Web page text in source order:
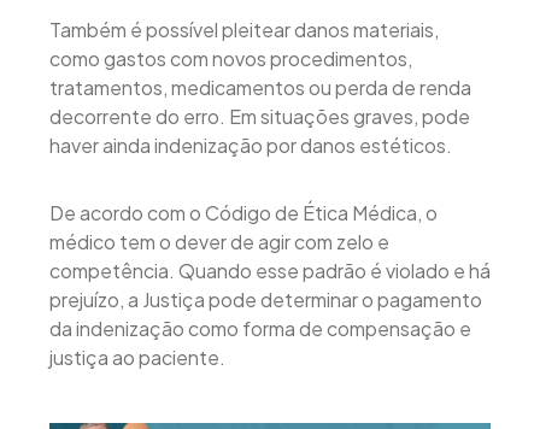
Também é possível pleitear danos materiais,
como gastos com novos procedimentos,
tratamentos, medicamentos ou perda de renda
decorrente do erro. Em situações graves, pode
haver ainda indenização por danos estéticos.
De acordo com o Código de Ética Médica, o
médico tem o dever de agir com zelo e
competência. Quando esse padrão é violado e há
prejuízo, a Justiça pode determinar o pagamento
da indenização como forma de compensação e
justiça ao paciente.